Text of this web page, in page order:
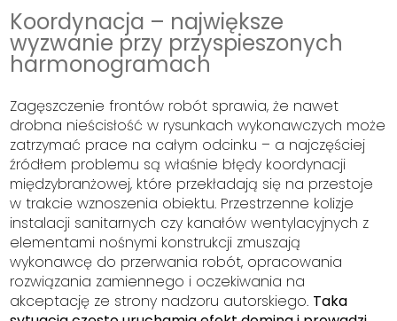
Koordynacja – największe
wyzwanie przy przyspieszonych
harmonogramach
Zagęszczenie frontów robót sprawia, że nawet
drobna nieścisłość w rysunkach wykonawczych może
zatrzymać prace na całym odcinku – a najczęściej
źródłem problemu są właśnie błędy koordynacji
międzybranżowej, które przekładają się na przestoje
w trakcie wznoszenia obiektu. Przestrzenne kolizje
instalacji sanitarnych czy kanałów wentylacyjnych z
elementami nośnymi konstrukcji zmuszają
wykonawcę do przerwania robót, opracowania
rozwiązania zamiennego i oczekiwania na
akceptację ze strony nadzoru autorskiego. Taka